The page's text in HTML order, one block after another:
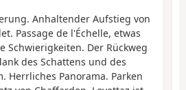
Anhaltender Aufstieg von
Passage de l'Échelle, etwas
Schwierigkeiten. Der Rückweg
des Schattens und des
Herrliches Panorama. Parken